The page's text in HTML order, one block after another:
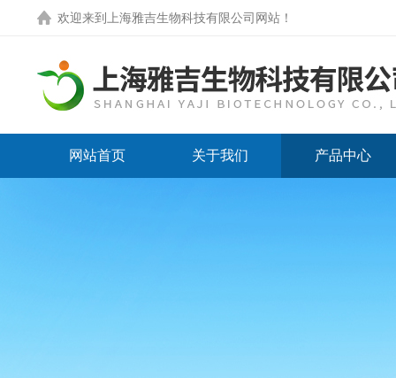
欢迎来到 上海雅吉生物科技有限公司网站 ！
网站首页 关于我们 产品中心